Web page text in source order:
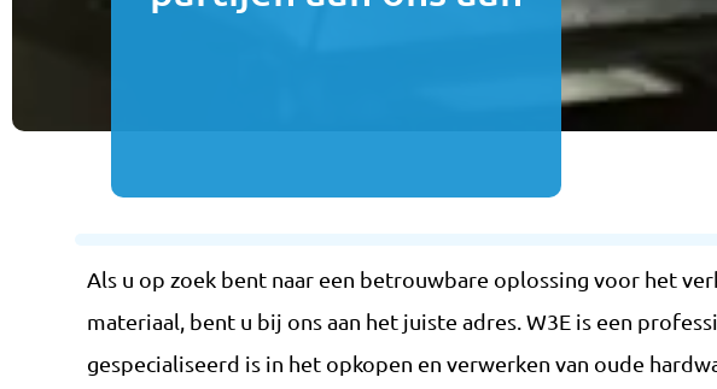
Als u op zoek bent naar een betrouwbare oplossing voor het
materiaal, bent u bij ons aan het juiste adres. W3E is een
gespecialiseerd is in het opkopen en verwerken van oude